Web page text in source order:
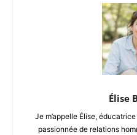
Élise
Je m’appelle Élise,
passionnée de relations